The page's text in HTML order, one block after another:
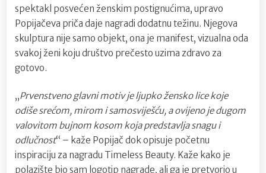
spektakl posvećen ženskim postignućima, upravo
Popijačeva priča daje nagradi dodatnu težinu. Njegova
skulptura nije samo objekt, ona je manifest, vizualna oda
svakoj ženi koju društvo prečesto uzima zdravo za
gotovo.
„Prvenstveno glavni motiv je ljupko žensko lice koje
odiše srećom, mirom i samosviješću, a ovijeno je dugom
valovitom bujnom kosom koja predstavlja snagu i
odlučnost“ – kaže Popijač dok opisuje početnu
inspiraciju za nagradu Timeless Beauty. Kaže kako je
polazište bio sam logotip nagrade, ali ga je pretvorio u